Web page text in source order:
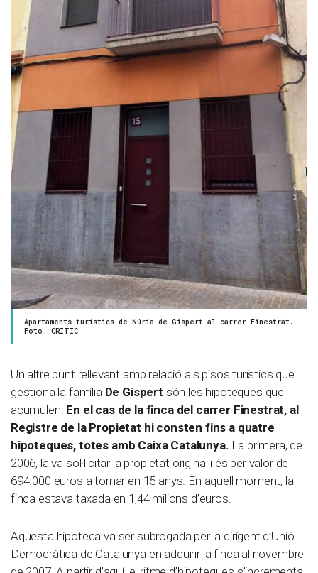
Apartaments turístics de Núria de Gispert al carrer Finestrat.
Foto: CRÍTIC
Un altre punt rellevant amb relació als pisos turístics que
gestiona la família De Gispert són les hipoteques que
acumulen. En el cas de la finca del carrer Finestrat, al
Registre de la Propietat hi consten fins a quatre
hipoteques, totes amb Caixa Catalunya. La primera, de
2006, la va sol·licitar la propietat original i és per valor de
694.000 euros a tornar en 15 anys. En aquell moment, la
finca estava taxada en 1,44 milions d’euros.
Aquesta hipoteca va ser subrogada per la dirigent d’Unió
Democràtica de Catalunya en adquirir la finca al novembre